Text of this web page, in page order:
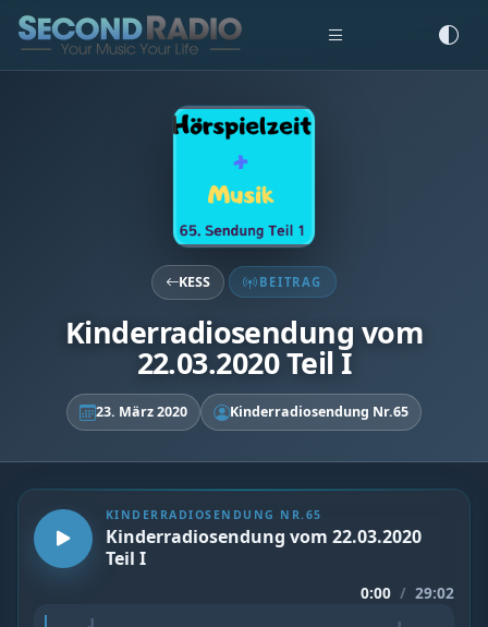
KESS BEITRAG
Kinderradiosendung vom
22.03.2020 Teil I
23. März 2020 Kinderradiosendung Nr.65
KINDERRADIOSENDUNG NR.65
Kinderradiosendung vom 22.03.2020
Teil I
0:00 / 29:02